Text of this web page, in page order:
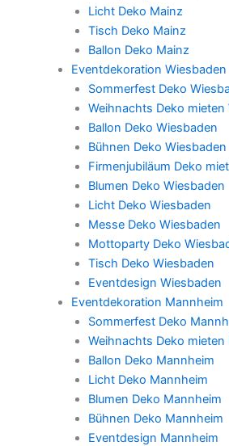
Licht Deko Mainz
Tisch Deko Mainz
Ballon Deko Mainz
Eventdekoration Wiesbaden
Sommerfest Deko
Weihnachts Deko mieten
Ballon Deko Wiesbaden
Bühnen Deko Wiesbaden
Firmenjubiläum Deko
Blumen Deko Wiesbaden
Licht Deko Wiesbaden
Messe Deko Wiesbaden
Mottoparty Deko
Tisch Deko Wiesbaden
Eventdesign Wiesbaden
Eventdekoration Mannheim
Sommerfest Deko
Weihnachts Deko mieten
Ballon Deko Mannheim
Licht Deko Mannheim
Blumen Deko Mannheim
Bühnen Deko Mannheim
Eventdesign Mannheim